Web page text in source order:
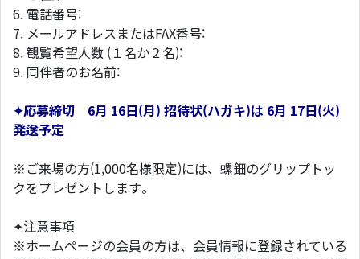
6. 電話番号:
7. メールアドレスまたはFAX番号:
8. 観覧希望人数 (１名か２名):
9. 同伴者のお名前:
✦応募締切 6月 16日(月) 招待状(ハガキ)は 6月 17日(火)
発送予定
※ご来場の方(1,000名様限定)には、螺鈿のグリップトッ
クをプレゼントします。
✦注意事項
※ホームページの会員の方は、会員情報に登録されている